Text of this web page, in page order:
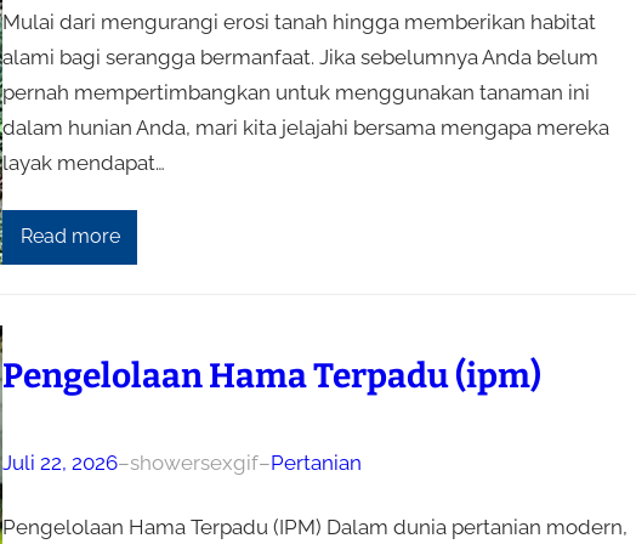
Mulai dari mengurangi erosi tanah hingga memberikan habitat
alami bagi serangga bermanfaat. Jika sebelumnya Anda belum
pernah mempertimbangkan untuk menggunakan tanaman ini
dalam hunian Anda, mari kita jelajahi bersama mengapa mereka
layak mendapat…
Read more
Pengelolaan Hama Terpadu (ipm)
Juli 22, 2026–showersexgif–Pertanian
Pengelolaan Hama Terpadu (IPM) Dalam dunia pertanian modern,